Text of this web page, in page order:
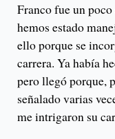
Franco fue un
hemos estado
ello porque se
carrera. Ya había
pero llegó porque,
señalado varias
me intrigaron su